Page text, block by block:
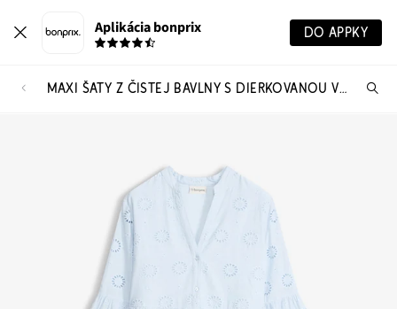
Aplikácia bonprix DO APPKY
MAXI ŠATY Z ČISTEJ BAVLNY S DIERKOVANOU VÝŠIVKOU